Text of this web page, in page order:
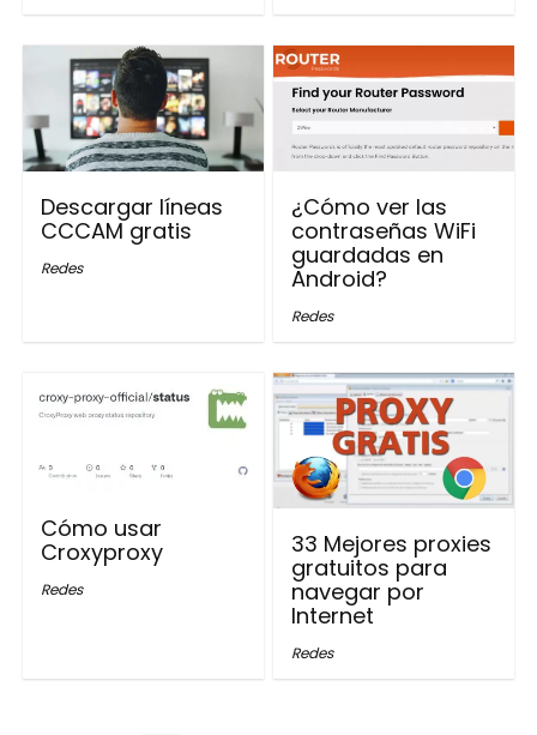
Descargar líneas
CCCAM gratis
Redes
¿Cómo ver las
contraseñas WiFi
guardadas en
Android?
Redes
Cómo usar
Croxyproxy
Redes
33 Mejores proxies
gratuitos para
navegar por
Internet
Redes